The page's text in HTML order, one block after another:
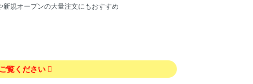
規オープンの大量注文にもおすすめ
覧ください